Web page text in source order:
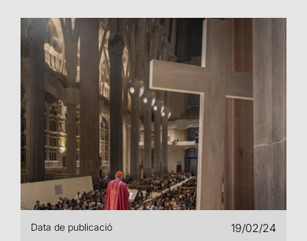
Data de publicació
19/02/24